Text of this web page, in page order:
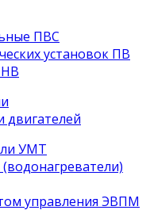
ПВС
установок ПВ
двигателей
УМТ
управления ЭВПМ